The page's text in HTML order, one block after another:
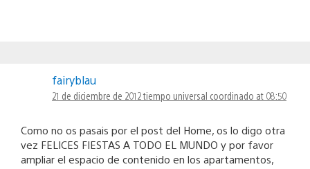
fairyblau
21 de diciembre de 2012 tiempo universal coordinado at 08:50
Como no os pasais por el post del Home, os lo digo otra
vez FELICES FIESTAS A TODO EL MUNDO y por favor
ampliar el espacio de contenido en los apartamentos,